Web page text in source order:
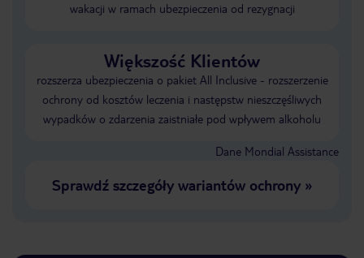
wakacji w ramach ubezpieczenia od rezygnacji
Większość Klientów
rozszerza ubezpieczenia o pakiet All Inclusive - rozszerzenie
ochrony od kosztów leczenia i następstw nieszczęśliwych
wypadków o zdarzenia zaistniałe pod wpływem alkoholu
Dane Mondial Assistance
Sprawdź szczegóły wariantów ochrony»